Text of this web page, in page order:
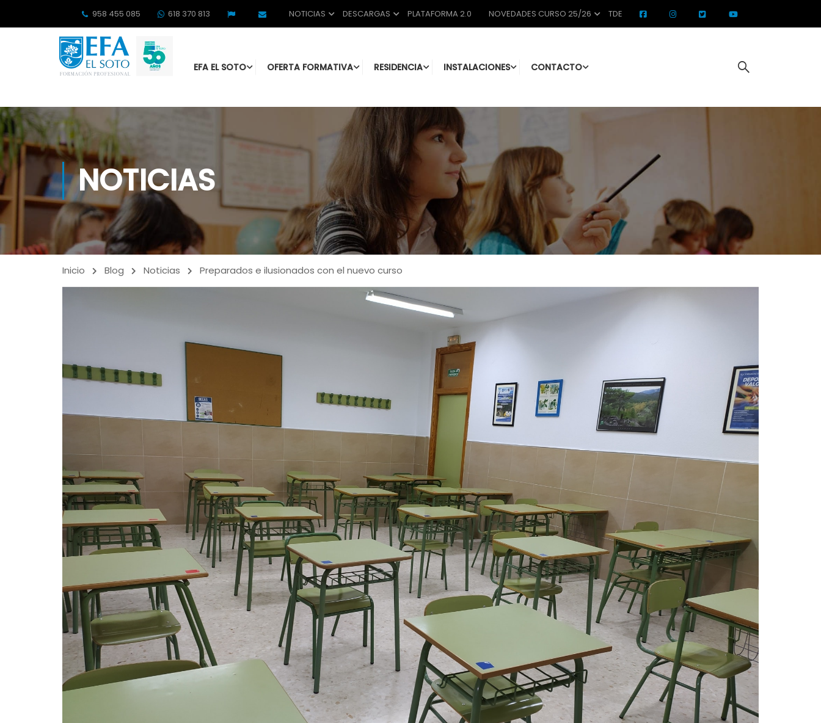
958 455 085 618 370 813 NOTICIAS DESCARGAS PLATAFORMA 2.0 NOVEDADES CURSO 25/26 TDE
EFA EL SOTO OFERTA FORMATIVA RESIDENCIA INSTALACIONES CONTACTO
NOTICIAS
Inicio Blog Noticias Preparados e ilusionados con el nuevo curso